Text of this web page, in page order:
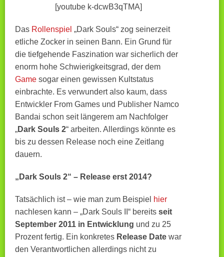
[youtube k-dcwB3qTMA]
Das Rollenspiel „Dark Souls“ zog seinerzeit
etliche Zocker in seinen Bann. Ein Grund für
die tiefgehende Faszination war sicherlich der
enorm hohe Schwierigkeitsgrad, der dem
Game sogar einen gewissen Kultstatus
einbrachte. Es verwundert also kaum, dass
Entwickler From Games und Publisher Namco
Bandai schon seit längerem am Nachfolger
„Dark Souls 2“ arbeiten. Allerdings könnte es
bis zu dessen Release noch eine Zeitlang
dauern.
„Dark Souls 2“ – Release erst 2014?
Tatsächlich ist – wie man zum Beispiel hier
nachlesen kann – „Dark Souls II“ bereits seit
September 2011 in Entwicklung und zu 25
Prozent fertig. Ein konkretes Release Date war
den Verantwortlichen allerdings nicht zu